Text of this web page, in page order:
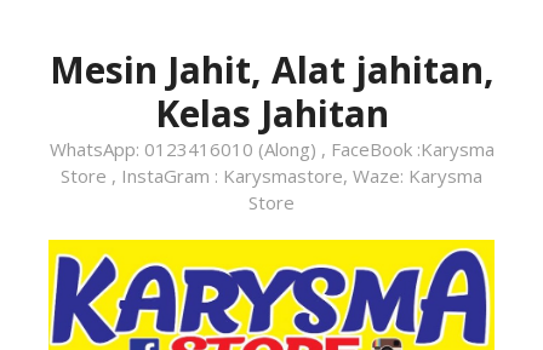
Mesin Jahit, Alat jahitan,
Kelas Jahitan
WhatsApp: 0123416010 (Along) , FaceBook :Karysma
Store , InstaGram : Karysmastore, Waze: Karysma
Store